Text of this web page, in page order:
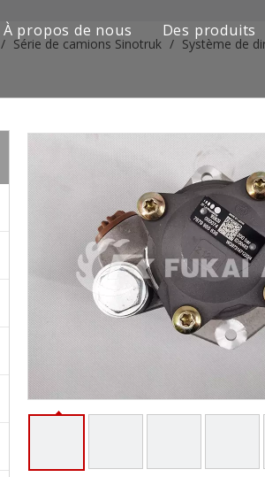
À propos de nous Des produits
Série de
Série de
Série de
Série de
Série de
Pièces de
D'autres
/ Série de camions Sinotruk / Système de